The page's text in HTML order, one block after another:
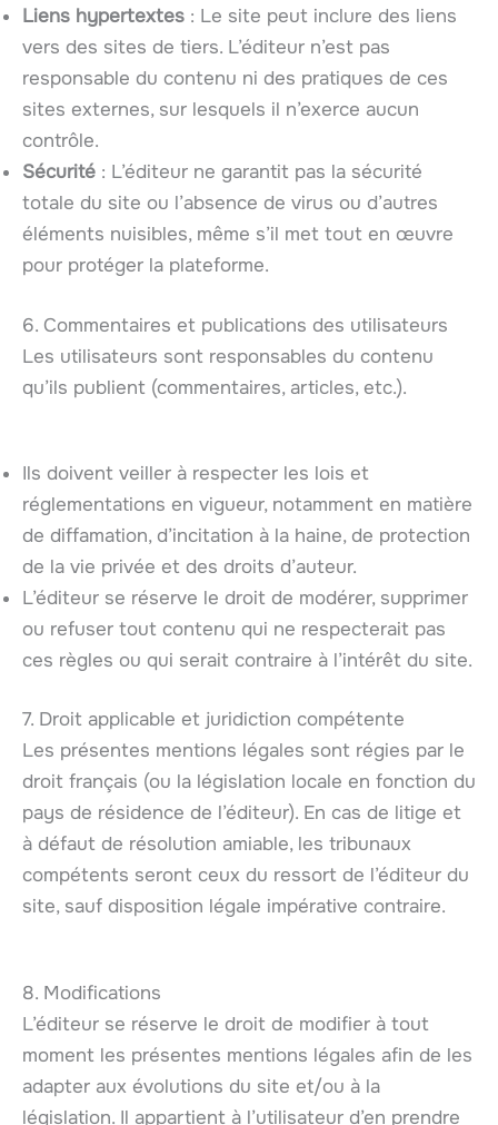
Liens hypertextes : Le site peut inclure des liens
vers des sites de tiers. L’éditeur n’est pas
responsable du contenu ni des pratiques de ces
sites externes, sur lesquels il n’exerce aucun
contrôle.
Sécurité : L’éditeur ne garantit pas la sécurité
totale du site ou l’absence de virus ou d’autres
éléments nuisibles, même s’il met tout en œuvre
pour protéger la plateforme.
6. Commentaires et publications des utilisateurs
Les utilisateurs sont responsables du contenu
qu’ils publient (commentaires, articles, etc.).
Ils doivent veiller à respecter les lois et
réglementations en vigueur, notamment en matière
de diffamation, d’incitation à la haine, de protection
de la vie privée et des droits d’auteur.
L’éditeur se réserve le droit de modérer, supprimer
ou refuser tout contenu qui ne respecterait pas
ces règles ou qui serait contraire à l’intérêt du site.
7. Droit applicable et juridiction compétente
Les présentes mentions légales sont régies par le
droit français (ou la législation locale en fonction du
pays de résidence de l’éditeur). En cas de litige et
à défaut de résolution amiable, les tribunaux
compétents seront ceux du ressort de l’éditeur du
site, sauf disposition légale impérative contraire.
8. Modifications
L’éditeur se réserve le droit de modifier à tout
moment les présentes mentions légales afin de les
adapter aux évolutions du site et/ou à la
législation. Il appartient à l’utilisateur d’en prendre